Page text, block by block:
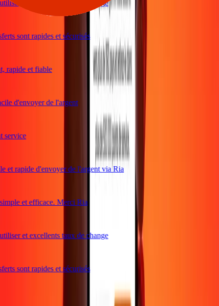
et excellents taux de change
sont rapides et sécurisés
et fiable
d'envoyer de l'argent
rapide d'envoyer de l'argent via Ria
et efficace. Merci Ria
et excellents taux de change
sont rapides et sécurisés